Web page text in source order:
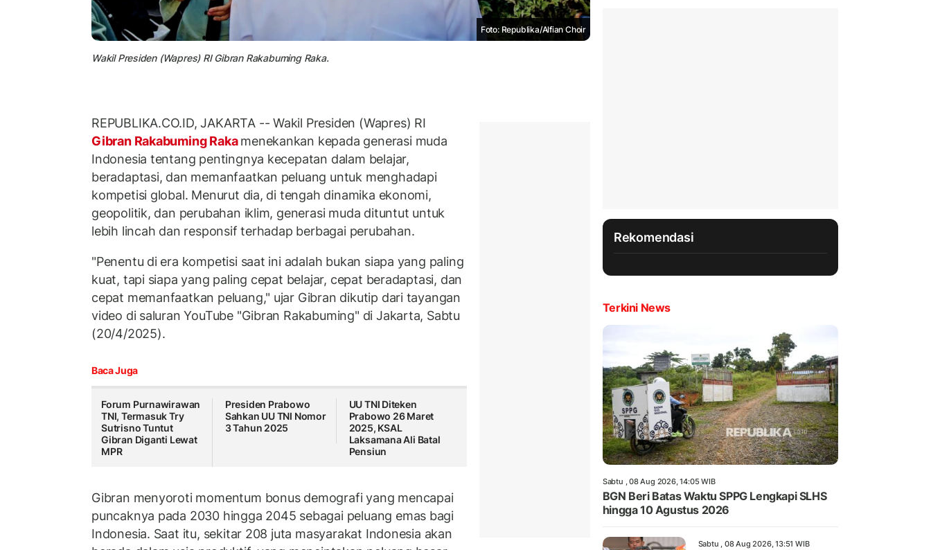
Foto: Republika/Alfian Choir
Wakil Presiden (Wapres) RI Gibran Rakabuming Raka.
REPUBLIKA.CO.ID, JAKARTA -- Wakil Presiden (Wapres) RI
Gibran Rakabuming Rakamenekankan kepada generasi muda
Indonesia tentang pentingnya kecepatan dalam belajar,
beradaptasi, dan memanfaatkan peluang untuk menghadapi
kompetisi global. Menurut dia, di tengah dinamika ekonomi,
geopolitik, dan perubahan iklim, generasi muda dituntut untuk
lebih lincah dan responsif terhadap berbagai perubahan.
"Penentu di era kompetisi saat ini adalah bukan siapa yang paling
kuat, tapi siapa yang paling cepat belajar, cepat beradaptasi, dan
cepat memanfaatkan peluang," ujar Gibran dikutip dari tayangan
video di saluran YouTube "Gibran Rakabuming" di Jakarta, Sabtu
(20/4/2025).
Baca Juga
Forum Purnawirawan
TNI, Termasuk Try
Sutrisno Tuntut
Gibran Diganti Lewat
MPR
Presiden Prabowo
Sahkan UU TNI Nomor
3 Tahun 2025
UU TNI Diteken
Prabowo 26 Maret
2025, KSAL
Laksamana Ali Batal
Pensiun
Gibran menyoroti momentum bonus demografi yang mencapai
puncaknya pada 2030 hingga 2045 sebagai peluang emas bagi
Indonesia. Saat itu, sekitar 208 juta masyarakat Indonesia akan
Rekomendasi
Terkini News
Sabtu , 08 Aug 2026, 14:05 WIB
BGN Beri Batas Waktu SPPG Lengkapi SLHS
hingga 10 Agustus 2026
Sabtu , 08 Aug 2026, 13:51 WIB